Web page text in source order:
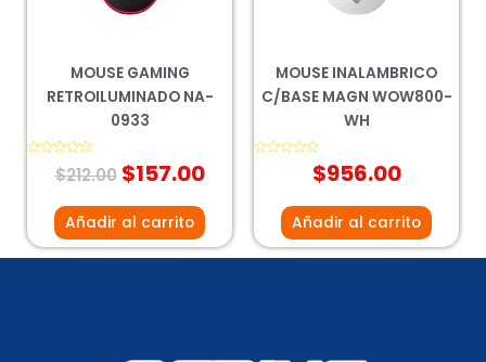
MOUSE GAMING
RETROILUMINADO NA-
0933
Valorado
$212.00 $157.00
Añadir al carrito
MOUSE INALAMBRICO
C/BASE MAGN WOW800-
WH
$956.00
Añadir al carrito